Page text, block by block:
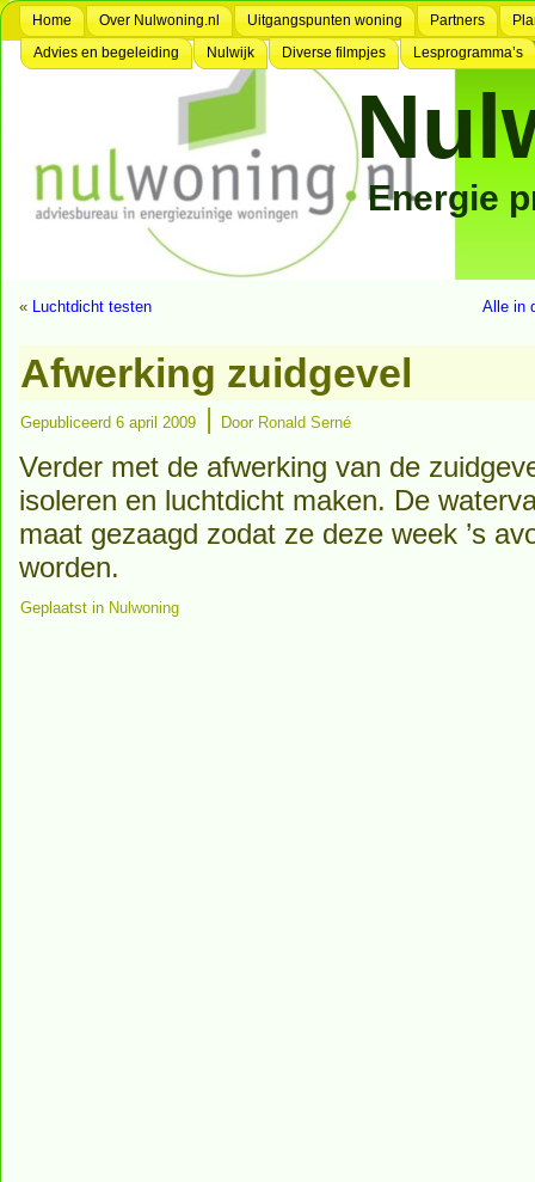
Home Over Nulwoning.nl Uitgangspunten woning Partners
Advies en begeleiding
Nulwijk Diverse filmpjes Lesprogramma’s
Energie
« Luchtdicht testen Alle in
Afwerking zuidgevel
Gepubliceerd 6 april 2009 | Door Ronald Serné
Verder met de afwerking van de
isoleren en luchtdicht maken. De
maat gezaagd zodat ze deze week ’s
worden.
Geplaatst in Nulwoning